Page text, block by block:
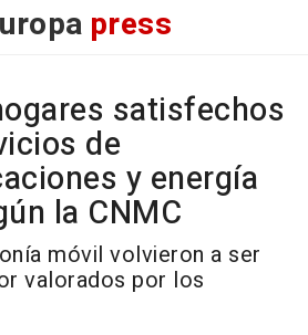
press
satisfechos
de
y energía
la CNMC
móvil volvieron a ser
valorados por los